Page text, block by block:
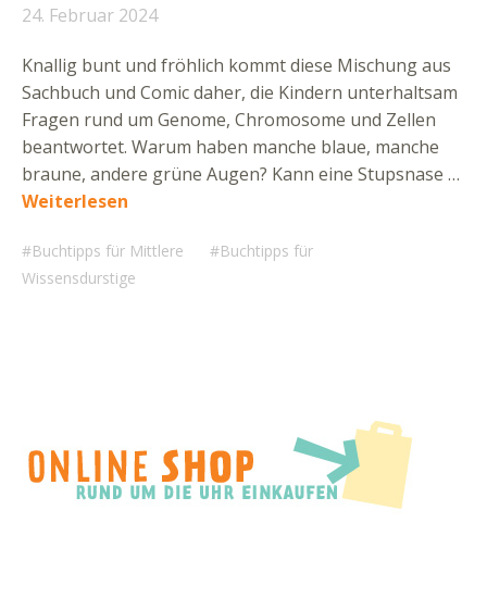
24. Februar 2024
Knallig bunt und fröhlich kommt diese Mischung aus
Sachbuch und Comic daher, die Kindern unterhaltsam
Fragen rund um Genome, Chromosome und Zellen
beantwortet. Warum haben manche blaue, manche
braune, andere grüne Augen? Kann eine Stupsnase …
Weiterlesen
Buchtipps für Mittlere
Buchtipps für
Wissensdurstige